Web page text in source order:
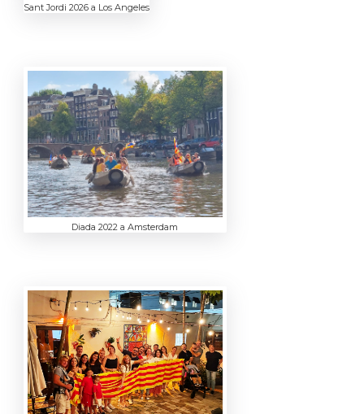
Sant Jordi 2026 a Los Angeles
Diada 2022 a Amsterdam